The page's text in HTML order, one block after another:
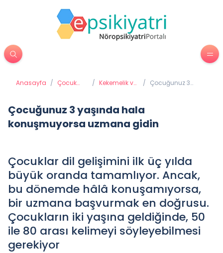
Anasayfa / Çocuk
/ Kekemelik ve
Bozuklukları
/ Çocuğunuz 3
Çocuğunuz 3 yaşında hala
konuşmuyorsa uzmana gidin
Çocuklar dil gelişimini ilk üç yılda
büyük oranda tamamlıyor. Ancak,
bu dönemde hâlâ konuşamıyorsa,
bir uzmana başvurmak en doğrusu.
Çocukların iki yaşına geldiğinde, 50
ile 80 arası kelimeyi söyleyebilmesi
gerekiyor